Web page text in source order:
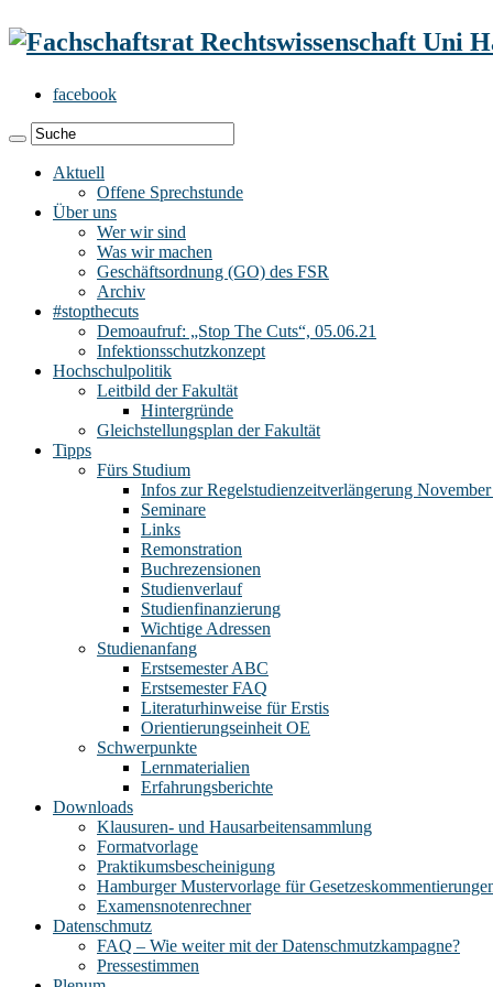
facebook
Aktuell
Offene Sprechstunde
Über uns
Wer wir sind
Was wir machen
Geschäftsordnung (GO) des FSR
Archiv
#stopthecuts
Demoaufruf: „Stop The Cuts“, 05.06.21
Infektionsschutzkonzept
Hochschulpolitik
Leitbild der Fakultät
Hintergründe
Gleichstellungsplan der Fakultät
Tipps
Fürs Studium
Infos zur Regelstudienzeitverlängerung
Seminare
Links
Remonstration
Buchrezensionen
Studienverlauf
Studienfinanzierung
Wichtige Adressen
Studienanfang
Erstsemester ABC
Erstsemester FAQ
Literaturhinweise für Erstis
Orientierungseinheit OE
Schwerpunkte
Lernmaterialien
Erfahrungsberichte
Downloads
Klausuren- und Hausarbeitensammlung
Formatvorlage
Praktikumsbescheinigung
Hamburger Mustervorlage für
Examensnotenrechner
Datenschmutz
FAQ – Wie weiter mit der Datenschmutzkampagne?
Pressestimmen